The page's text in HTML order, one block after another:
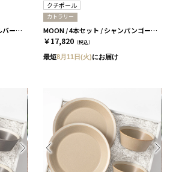
MOON / 4本セット / マットシルバー［クチポール］
クチポール
カトラリー
MOON / 4本セット / シャンパンゴールド［クチポール］
￥17,820 （税込）
最短8月11日(火)にお届け